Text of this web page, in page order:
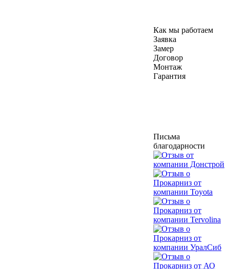
Как мы работаем
Заявка
Замер
Договор
Монтаж
Гарантия
Письма
благодарности